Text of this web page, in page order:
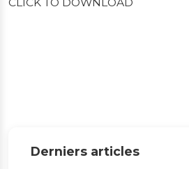
Derniers articles